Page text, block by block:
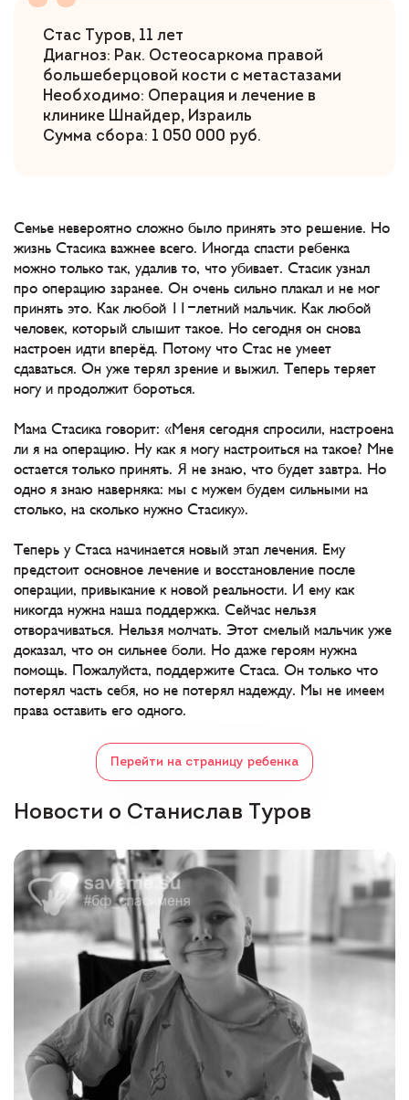
Стас Туров, 11 лет
Диагноз: Рак. Остеосаркома правой
большеберцовой кости с метастазами
Необходимо: Операция и лечение в
клинике Шнайдер, Израиль
Сумма сбора: 1 050 000 руб.
Семье невероятно сложно было принять это решение. Но
жизнь Стасика важнее всего. Иногда спасти ребенка
можно только так, удалив то, что убивает. Стасик узнал
про операцию заранее. Он очень сильно плакал и не мог
принять это. Как любой 11-летний мальчик. Как любой
человек, который слышит такое. Но сегодня он снова
настроен идти вперёд. Потому что Стас не умеет
сдаваться. Он уже терял зрение и выжил. Теперь теряет
ногу и продолжит бороться.
Мама Стасика говорит: «Меня сегодня спросили, настроена
ли я на операцию. Ну как я могу настроиться на такое? Мне
остается только принять. Я не знаю, что будет завтра. Но
одно я знаю наверняка: мы с мужем будем сильными на
столько, на сколько нужно Стасику».
Теперь у Стаса начинается новый этап лечения. Ему
предстоит основное лечение и восстановление после
операции, привыкание к новой реальности. И ему как
никогда нужна наша поддержка. Сейчас нельзя
отворачиваться. Нельзя молчать. Этот смелый мальчик уже
доказал, что он сильнее боли. Но даже героям нужна
помощь. Пожалуйста, поддержите Стаса. Он только что
потерял часть себя, но не потерял надежду. Мы не имеем
права оставить его одного.
Перейти на страницу ребенка
Новости о Станислав Туров